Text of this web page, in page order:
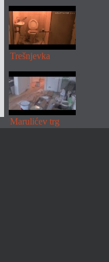
Trešnjevka
Marulićev trg